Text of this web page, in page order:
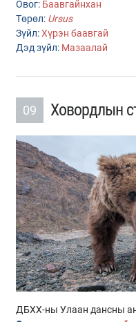
Овог: Баавгайнхан
Төрөл: Ursus
Зүйл:Хүрэн баавгай
Дэд зүйл: Мазаалай
09 Ховордлын
ДБХХ-ны Улаан дансны